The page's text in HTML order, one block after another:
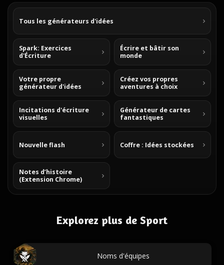
Tous les générateurs d'idées
Spark: Exercices
d'Écriture
Écrire et bâtir son
monde
Votre propre
générateur d'idées
Créez vos propres
aventures à choix
Incitations d'écriture
visuelles
Générateur de cartes
fantastiques
Nouvelle flash Coffre : Idées stockées
Notes d’histoire
(Extension Chrome)
Explorez plus de Sport
Noms d'équipes